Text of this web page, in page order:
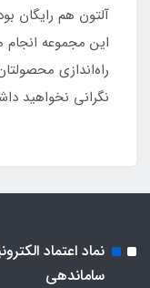
آلتون هم رایگان
این مجموعه
راه‌اندازی
نگرانی نخواهید
نماد اعتماد
ساماندهی